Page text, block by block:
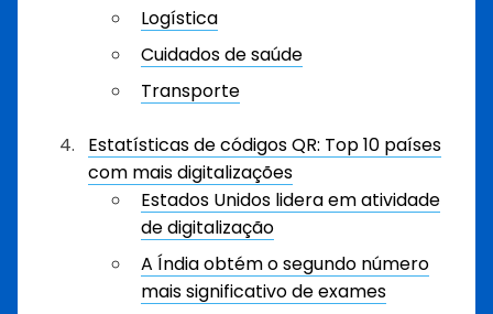
Logística
Cuidados de saúde
Transporte
Estatísticas de códigos QR: Top 10 países
com mais digitalizações
Estados Unidos lidera em atividade
de digitalização
A Índia obtém o segundo número
mais significativo de exames